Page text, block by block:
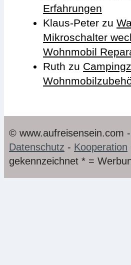
Erfahrungen
Klaus-Peter zu
Mikroschalter
Wohnmobil
Ruth zu
© www.aufreisensein.com -
Datenschutz - Kooperation
gekennzeichnet * =